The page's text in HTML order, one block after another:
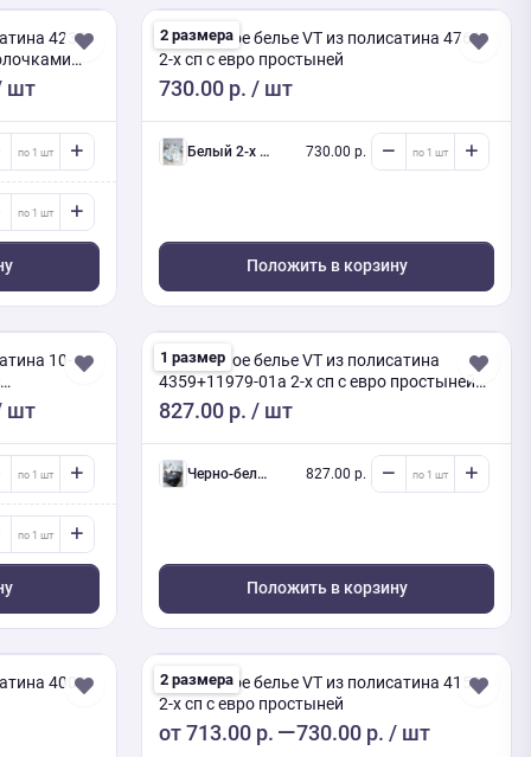
4239
шт
2 размера
Постельное белье VT из полисатина 4761
2-х сп с евро простыней
730.00 р. / шт
белый 2-х сп евро (Люкс) с нав. 730.00 р.
Положить в корзину
10-
шт
1 размер
Постельное белье VT из полисатина
4359+11979-01a 2-х сп с евро простыней
П-12/Пр-2/Н7-2
827.00 р. / шт
черно-белый 2-х сп евро (Люкс) с нав. 827.00 р.
Положить в корзину
4009
2 размера
Постельное белье VT из полисатина 4150
2-х сп с евро простыней
от713.00 р. 730.00 р. / шт